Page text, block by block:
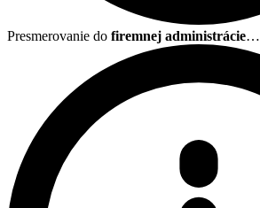
Presmerovanie do firemnej administrácie…